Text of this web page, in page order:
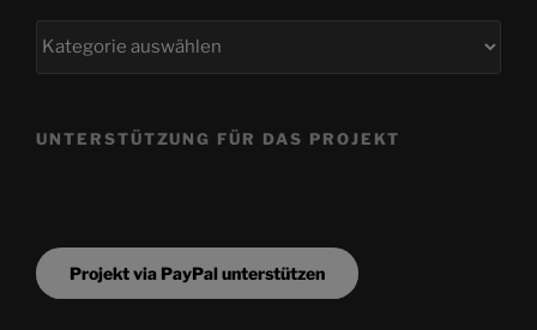
UNTERSTÜTZUNG FÜR DAS PROJEKT
Projekt via PayPal unterstützen